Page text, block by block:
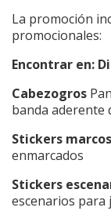
La promoción
promocionales:
Encontrar en:
Cabezogros
banda aderente
Stickers marcos
enmarcados
Stickers
escenarios